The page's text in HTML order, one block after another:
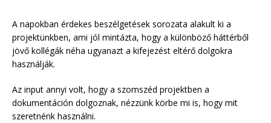
A napokban érdekes beszélgetések sorozata alakult ki a
projektünkben, ami jól mintázta, hogy a különböző háttérből
jövő kollégák néha ugyanazt a kifejezést eltérő dolgokra
használják.
Az input annyi volt, hogy a szomszéd projektben a
dokumentáción dolgoznak, nézzünk körbe mi is, hogy mit
szeretnénk használni.